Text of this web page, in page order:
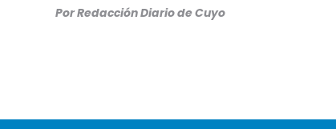
PorRedacción Diario de Cuyo